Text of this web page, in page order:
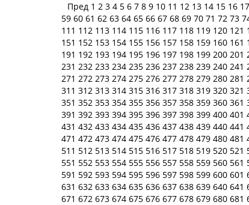
Пред 1 2 3 4 5 6 7 8 9 10 11 12 13 14 15 16 17
59 60 61 62 63 64 65 66 67 68 69 70 71 72 73
111 112 113 114 115 116 117 118 119 120 121
151 152 153 154 155 156 157 158 159 160 161
191 192 193 194 195 196 197 198 199 200 201
231 232 233 234 235 236 237 238 239 240 241
271 272 273 274 275 276 277 278 279 280 281
311 312 313 314 315 316 317 318 319 320 321
351 352 353 354 355 356 357 358 359 360 361
391 392 393 394 395 396 397 398 399 400 401
431 432 433 434 435 436 437 438 439 440 441
471 472 473 474 475 476 477 478 479 480 481
511 512 513 514 515 516 517 518 519 520 521
551 552 553 554 555 556 557 558 559 560 561
591 592 593 594 595 596 597 598 599 600 601
631 632 633 634 635 636 637 638 639 640 641
671 672 673 674 675 676 677 678 679 680 681